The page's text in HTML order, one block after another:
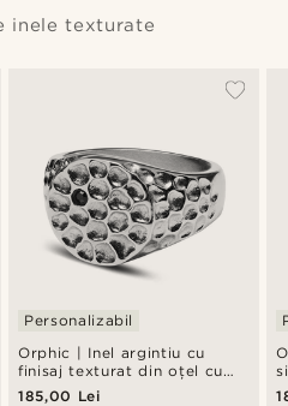
inele texturate
Orphic | Inel argintiu cu
finisaj texturat din oțel cu
zirconiu negru
Personalizabil
185,00 Lei